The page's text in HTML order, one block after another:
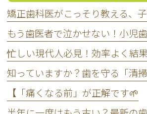
【「痛くなる前」が正解です🌱